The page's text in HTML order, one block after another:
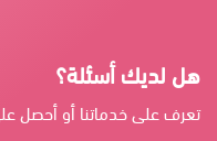
هل لديك أسئلة؟
تعرف على خدماتنا أو أحصل